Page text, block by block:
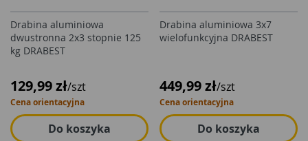
Drabina aluminiowa
dwustronna 2x3 stopnie 125
kg DRABEST
129,99 zł/szt
Cena orientacyjna
Do koszyka
Drabina aluminiowa 3x7
wielofunkcyjna DRABEST
449,99 zł/szt
Cena orientacyjna
Do koszyka